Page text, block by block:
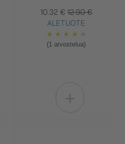
10.32 € 12.90 €
ALETUOTE
★ ★ ★ ★
(1 arvostelua)